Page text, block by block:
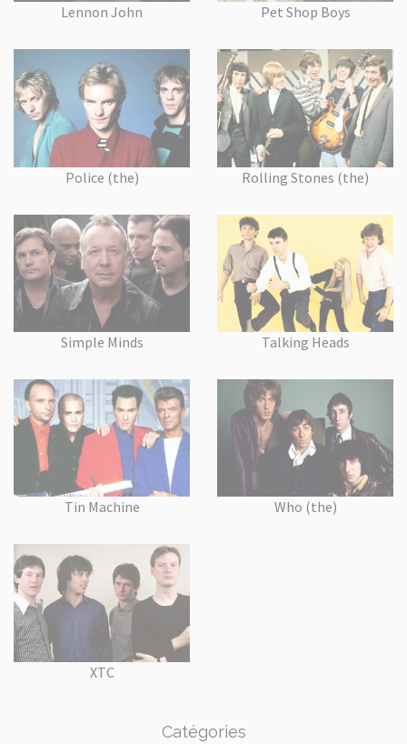
Lennon John Pet Shop Boys
Police (the) Rolling Stones (the)
Simple Minds Talking Heads
Tin Machine Who (the)
XTC
Catégories